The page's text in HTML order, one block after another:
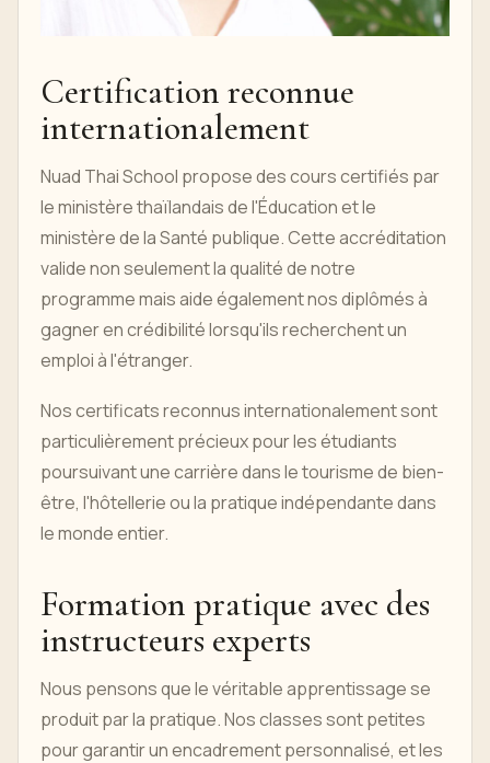
Certification reconnue
internationalement
Nuad Thai School propose des cours certifiés par
le ministère thaïlandais de l'Éducation et le
ministère de la Santé publique. Cette accréditation
valide non seulement la qualité de notre
programme mais aide également nos diplômés à
gagner en crédibilité lorsqu'ils recherchent un
emploi à l'étranger.
Nos certificats reconnus internationalement sont
particulièrement précieux pour les étudiants
poursuivant une carrière dans le tourisme de bien-
être, l'hôtellerie ou la pratique indépendante dans
le monde entier.
Formation pratique avec des
instructeurs experts
Nous pensons que le véritable apprentissage se
produit par la pratique. Nos classes sont petites
pour garantir un encadrement personnalisé, et les